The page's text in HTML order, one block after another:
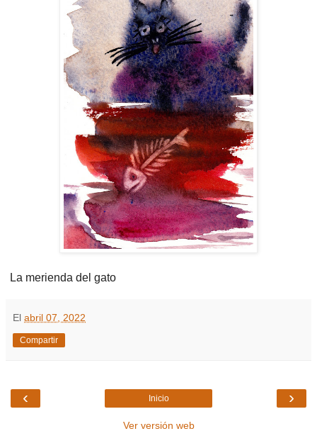
La merienda del gato
El abril 07, 2022
Compartir
‹ ›
Inicio
Ver versión web